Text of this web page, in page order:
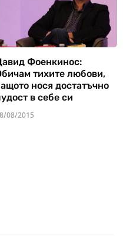
Фоенкинос:
тихите любови,
нося достатъчно
в себе си
08/2015